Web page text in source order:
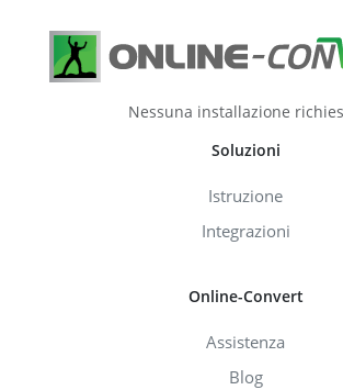
Nessuna installazione
Soluzioni
Istruzione
Integrazioni
Online-Convert
Assistenza
Blog